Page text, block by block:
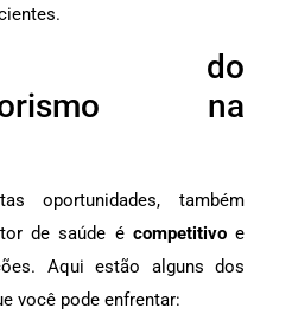
do
na
oportunidades, também
de saúde é competitivoe
Aqui estão alguns dos
você pode enfrentar: